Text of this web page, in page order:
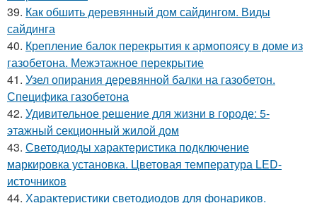
39. Как обшить деревянный дом сайдингом. Виды
сайдинга
40. Крепление балок перекрытия к армопоясу в доме из
газобетона. Межэтажное перекрытие
41. Узел опирания деревянной балки на газобетон.
Специфика газобетона
42. Удивительное решение для жизни в городе: 5-
этажный секционный жилой дом
43. Светодиоды характеристика подключение
маркировка установка. Цветовая температура LED-
источников
44. Характеристики светодиодов для фонариков.